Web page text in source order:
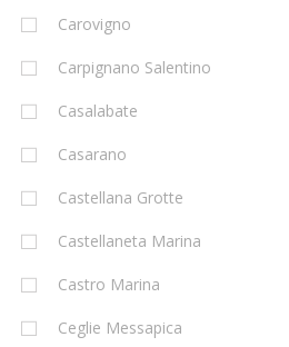
Carovigno
Carpignano Salentino
Casalabate
Casarano
Castellana Grotte
Castellaneta Marina
Castro Marina
Ceglie Messapica